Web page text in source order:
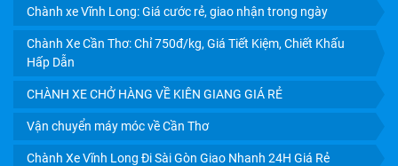
UY TÍN, GIÁ RẺ, GIAO NHẬN TẬN NƠI
Chành xe Vĩnh Long: Giá cước rẻ, giao nhận trong ngày
Chành Xe Cần Thơ: Chỉ 750đ/kg, Giá Tiết Kiệm, Chiết Khấu
Hấp Dẫn
CHÀNH XE CHỞ HÀNG VỀ KIÊN GIANG GIÁ RẺ
Vận chuyển máy móc về Cần Thơ
Chành Xe Vĩnh Long Đi Sài Gòn Giao Nhanh 24H Giá Rẻ